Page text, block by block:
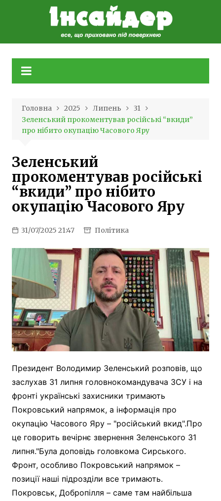
Головна 2025 Липень
31
Зеленський прокоментував російські “вкиди”
про нібито окупацію Часового Яру
Зеленський
прокоментував російські
“вкиди” про нібито
окупацію Часового Яру
31/07/2025 21:47 Політика
Президент Володимир Зеленський розповів, що
заслухав 31 липня головнокомандувача ЗСУ і на
фронті українські захисники тримають
Покровський напрямок, а інформація про
окупацію Часового Яру – "російський вкид".Про
це говорить вечірнє звернення Зеленського 31
липня."Була доповідь головкома Сирського.
Фронт, особливо Покровський напрямок –
позиції наші підрозділи все тримають.
Покровськ, Добропілля – саме там найбільша